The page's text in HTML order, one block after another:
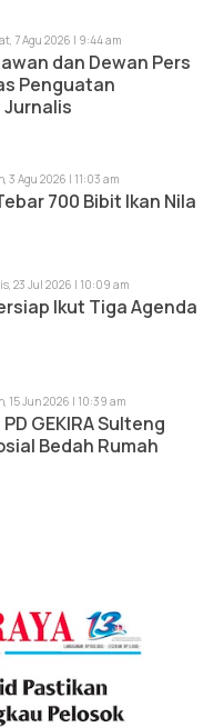
7 Agu 2026 | 9:44 am
dan Dewan Pers
Penguatan
3 Agu 2026 | 11:03 am
700 Bibit Ikan Nila
23 Jul 2026 | 10:09 am
Ikut Tiga Agenda
15 Jun 2026 | 10:39 am
GEKIRA Sulteng
Bedah Rumah